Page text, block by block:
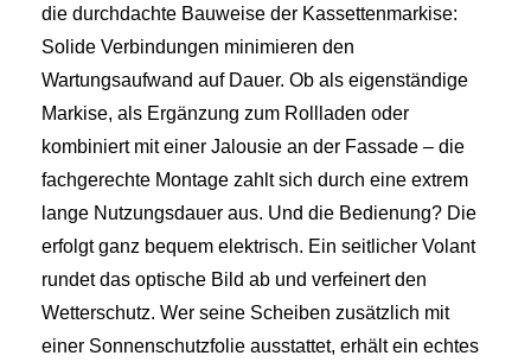
die durchdachte Bauweise der Kassettenmarkise:
Solide Verbindungen minimieren den
Wartungsaufwand auf Dauer. Ob als eigenständige
Markise, als Ergänzung zum Rollladen oder
kombiniert mit einer Jalousie an der Fassade – die
fachgerechte Montage zahlt sich durch eine extrem
lange Nutzungsdauer aus. Und die Bedienung? Die
erfolgt ganz bequem elektrisch. Ein seitlicher Volant
rundet das optische Bild ab und verfeinert den
Wetterschutz. Wer seine Scheiben zusätzlich mit
einer Sonnenschutzfolie ausstattet, erhält ein echtes